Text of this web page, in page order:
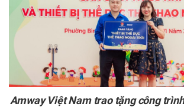
Amway Việt Nam trao tặng công